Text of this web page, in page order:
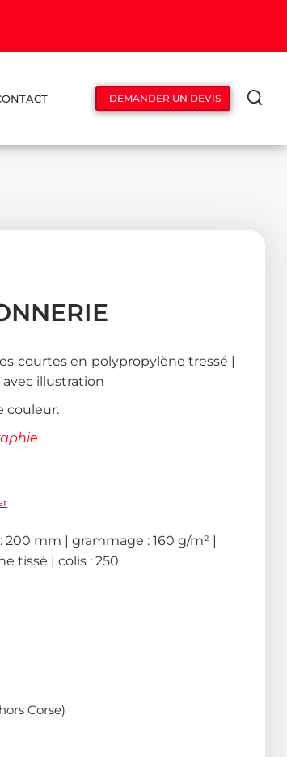
DEMANDER UN DEVIS
courtes en polypropylène tressé |
avec illustration
couleur.
mm | grammage : 160 g/m² |
tissé | colis : 250
Corse)